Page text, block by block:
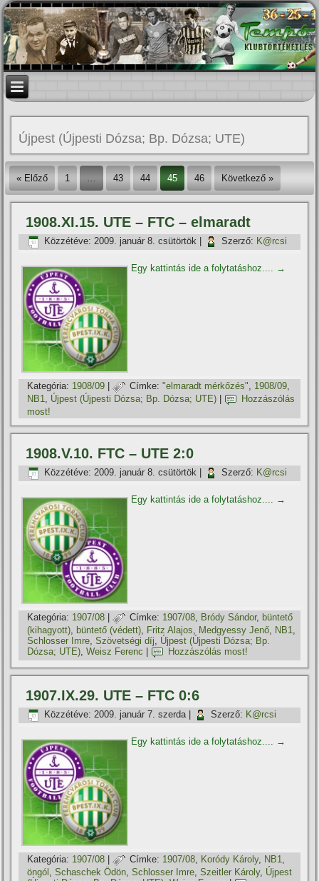
Újpest (Újpesti Dózsa; Bp. Dózsa; UTE)
« Előző 1 … 43 44 45 46 Következő »
1908.XI.15. UTE – FTC – elmaradt
Közzétéve: 2009. január 8. csütörtök Szerző: K@rcsi
Egy kattintás ide a folytatáshoz.... →
Kategória: 1908/09 | Címke: "elmaradt mérkőzés", 1908/09,
NB1, Újpest (Újpesti Dózsa; Bp. Dózsa; UTE)
Hozzászólás
most!
1908.V.10. FTC – UTE 2:0
Közzétéve: 2009. január 8. csütörtök Szerző: K@rcsi
Egy kattintás ide a folytatáshoz.... →
Kategória: 1907/08 | Címke: 1907/08, Bródy Sándor, büntető
(kihagyott)
büntető (védett) Fritz Alajos Medgyessy Jenő NB1
Schlosser Imre ,Szövetségi dí­j
Újpest (Újpesti Dózsa; Bp.
Dózsa; UTE),Weisz Ferenc Hozzászólás most!
1907.IX.29. UTE – FTC 0:6
Közzétéve: 2009. január 7. szerda| Szerző: K@rcsi
Egy kattintás ide a folytatáshoz.... →
Kategória: 1907/08 | Címke: 1907/08, Koródy Károly, NB1,
öngól ,Schaschek Ödön ,Schlosser Imre ,Szeitler Károly, Újpest